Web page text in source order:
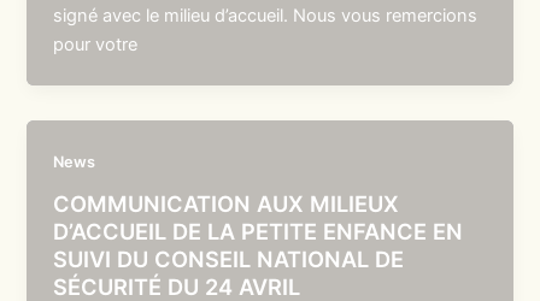
signé avec le milieu d’accueil. Nous vous remercions
pour votre
News
COMMUNICATION AUX MILIEUX
D’ACCUEIL DE LA PETITE ENFANCE EN
SUIVI DU CONSEIL NATIONAL DE
SÉCURITÉ DU 24 AVRIL